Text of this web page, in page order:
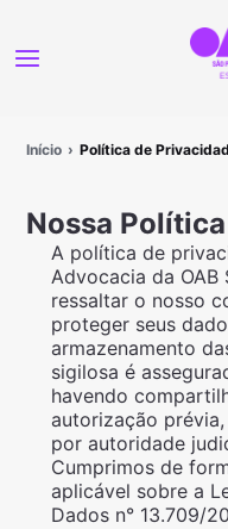
Início Política de
Nossa
A política de
Advocacia da
ressaltar o nosso
proteger seus
armazenamento
sigilosa é
havendo
autorização
por autoridade
Cumprimos de
aplicável sobre a
Dados n° 13.709/